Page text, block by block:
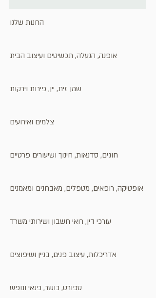
החנות שלנו
אופנה, הנעלה, תכשיטים ועיצוב הבית
שמן זית, יין, פירות וירקות
צלמים ואירועים
חוגים, סדנאות, חינוך ושיעורים פרטיים
אופטיקה, רופאים, מטפלים, מאבחנים ומאמנים
עורכי דין, רואי חשבון ושירותי משרד
אדריכלות, עיצוב פנים, בניין ושיפוצים
ספורט, כושר, פנאי ונופש